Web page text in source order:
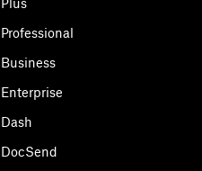
Plus
Professional
Business
Enterprise
Dash
DocSend